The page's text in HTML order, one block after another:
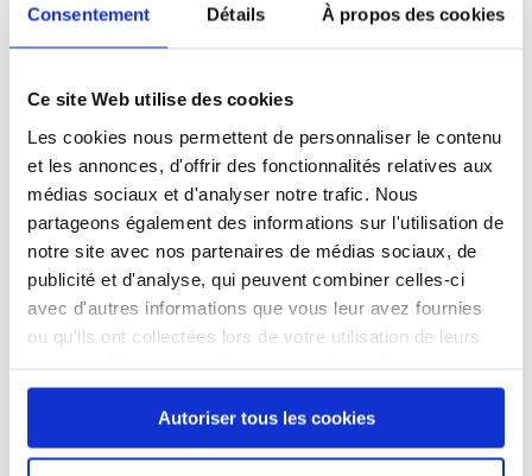
Consentement Détails À propos des cookies
Ce site Web utilise des cookies
Les cookies nous permettent de personnaliser le contenu
et les annonces, d'offrir des fonctionnalités relatives aux
médias sociaux et d'analyser notre trafic. Nous
partageons également des informations sur l'utilisation de
notre site avec nos partenaires de médias sociaux, de
publicité et d'analyse, qui peuvent combiner celles-ci
avec d'autres informations que vous leur avez fournies
ou qu'ils ont collectées lors de votre utilisation de leurs
continuez à utiliser notre site Web.
Autoriser tous les cookies
candidat
Profil recherché :
Expérience :
Processus
de
recrutement